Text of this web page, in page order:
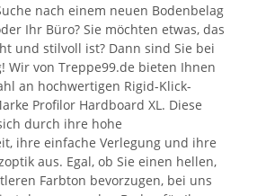
nach einem neuen Bodenbelag
Ihr Büro? Sie möchten etwas, das
und stilvoll ist? Dann sind Sie bei
Wir von Treppe99.de bieten Ihnen
an hochwertigen Rigid-Klick-
Profilor Hardboard XL. Diese
durch ihre hohe
ihre einfache Verlegung und ihre
aus. Egal, ob Sie einen hellen,
Farbton bevorzugen, bei uns